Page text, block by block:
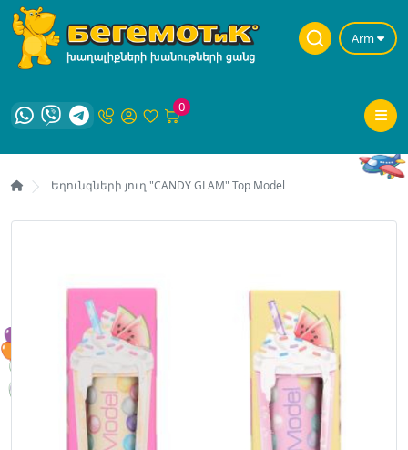
Arm
0
Եղունգների յուղ "CANDY GLAM" Top Model